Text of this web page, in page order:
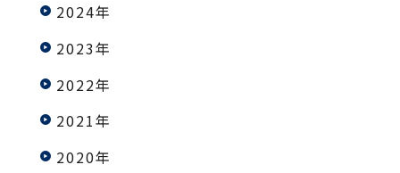
2024年
2023年
2022年
2021年
2020年